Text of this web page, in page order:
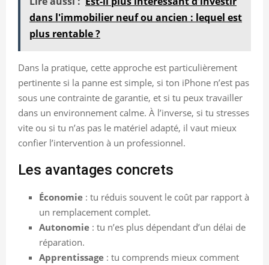
dans l'immobilier neuf ou ancien : lequel est
plus rentable ?
Dans la pratique, cette approche est particulièrement
pertinente si la panne est simple, si ton iPhone n’est pas
sous une contrainte de garantie, et si tu peux travailler
dans un environnement calme. À l’inverse, si tu stresses
vite ou si tu n’as pas le matériel adapté, il vaut mieux
confier l’intervention à un professionnel.
Les avantages concrets
Économie : tu réduis souvent le coût par rapport à
un remplacement complet.
Autonomie : tu n’es plus dépendant d’un délai de
réparation.
Apprentissage : tu comprends mieux comment